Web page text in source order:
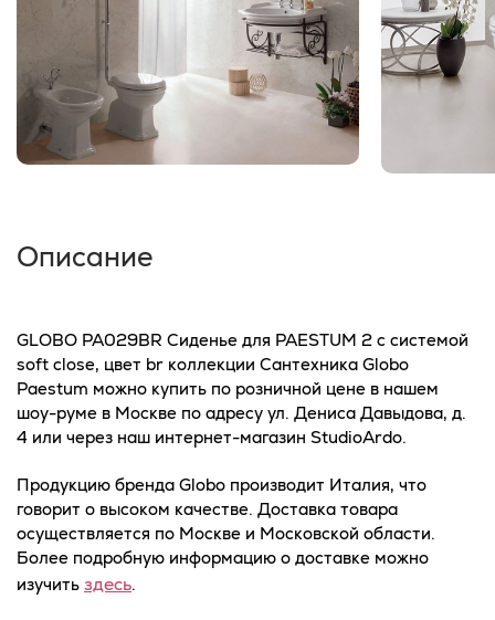
Описание
GLOBO PA029BR Сиденье для PAESTUM 2 с системой
soft close, цвет br коллекции Сантехника Globo
Paestum можно купить по розничной цене в нашем
шоу-руме в Москве по адресу ул. Дениса Давыдова, д.
4 или через наш интернет-магазин StudioArdo.
Продукцию бренда Globo производит Италия, что
говорит о высоком качестве. Доставка товара
осуществляется по Москве и Московской области.
Более подробную информацию о доставке можно
изучить здесь.